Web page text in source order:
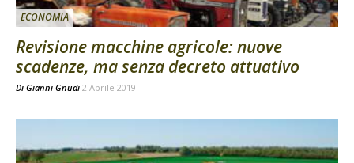
ECONOMIA
Revisione macchine agricole: nuove
scadenze, ma senza decreto attuativo
Di Gianni Gnudi 2 Aprile 2019